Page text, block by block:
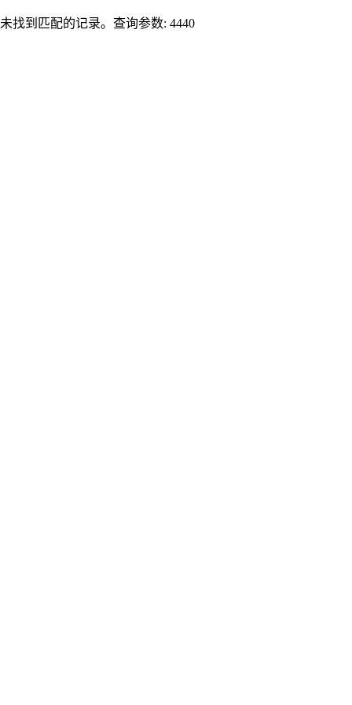
未找到匹配的记录。查询参数: 4440